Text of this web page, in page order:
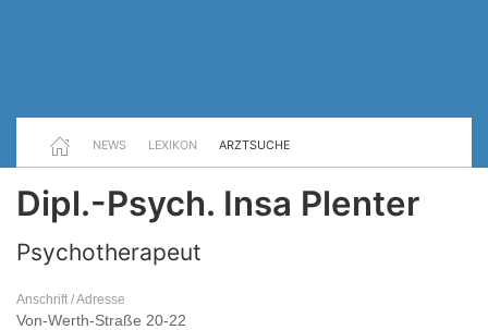
NEWS LEXIKON ARZTSUCHE
Dipl.-Psych. Insa Plenter
Psychotherapeut
Anschrift / Adresse
Von-Werth-Straße 20-22